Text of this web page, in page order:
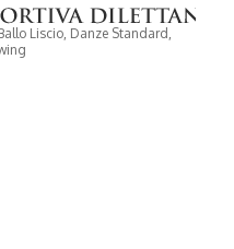
Liscio, Danze Standard,